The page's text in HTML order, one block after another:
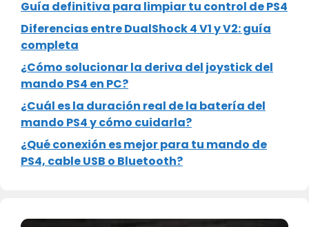
Guía definitiva para limpiar tu control de PS4
Diferencias entre DualShock 4 V1 y V2: guía
completa
¿Cómo solucionar la deriva del joystick del
mando PS4 en PC?
¿Cuál es la duración real de la batería del
mando PS4 y cómo cuidarla?
¿Qué conexión es mejor para tu mando de
PS4, cable USB o Bluetooth?